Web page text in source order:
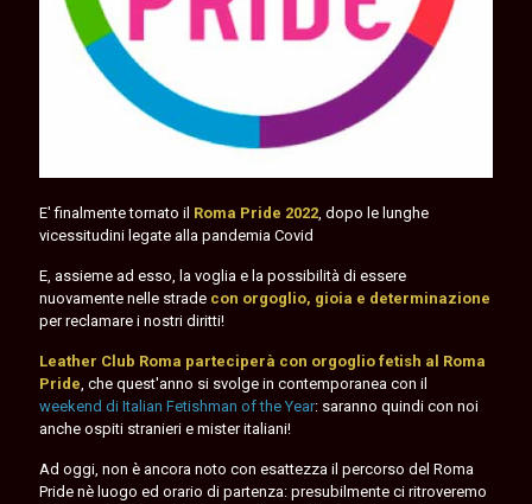
E' finalmente tornato il Roma Pride 2022, dopo le lunghe
vicessitudini legate alla pandemia Covid
E, assieme ad esso, la voglia e la possibilità di essere
nuovamente nelle strade con orgoglio, gioia e determinazione
per reclamare i nostri diritti!
Leather Club Roma parteciperà con orgoglio fetish al Roma
Pride, che quest'anno si svolge in contemporanea con il
weekend di Italian Fetishman of the Year: saranno quindi con noi
anche ospiti stranieri e mister italiani!
Ad oggi, non è ancora noto con esattezza il percorso del Roma
Pride nè luogo ed orario di partenza: presubilmente ci ritroveremo